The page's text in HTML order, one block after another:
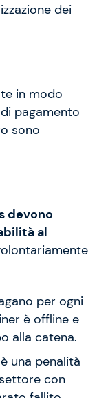
dei
in modo
pagamento
sono
devono
al
per ogni
è offline e
alla catena.
una penalità
con